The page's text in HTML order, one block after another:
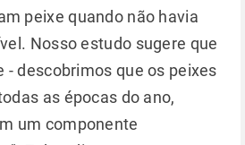
peixe quando não havia
Nosso estudo sugere que
- descobrimos que os peixes
as épocas do ano,
um componente